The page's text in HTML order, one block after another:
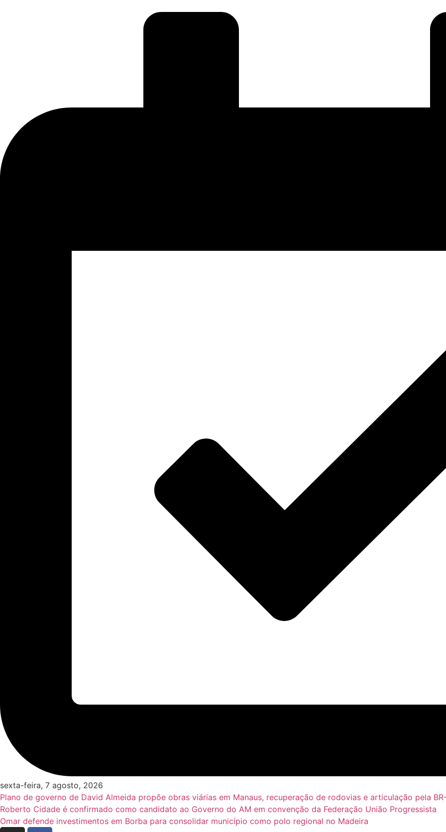
sexta-feira, 7 agosto, 2026
Plano de governo de David Almeida propõe obras viárias em Manaus, recuperação de rodovias e articulação pela
Roberto Cidade é confirmado como candidato ao Governo do AM em convenção da Federação União Progressista
Omar defende investimentos em Borba para consolidar município como polo regional no Madeira